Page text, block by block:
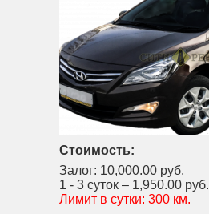
Стоимость:
Залог: 10,000.00 руб.
1 - 3 суток – 1,950.00 руб.
Лимит в сутки: 300 км.